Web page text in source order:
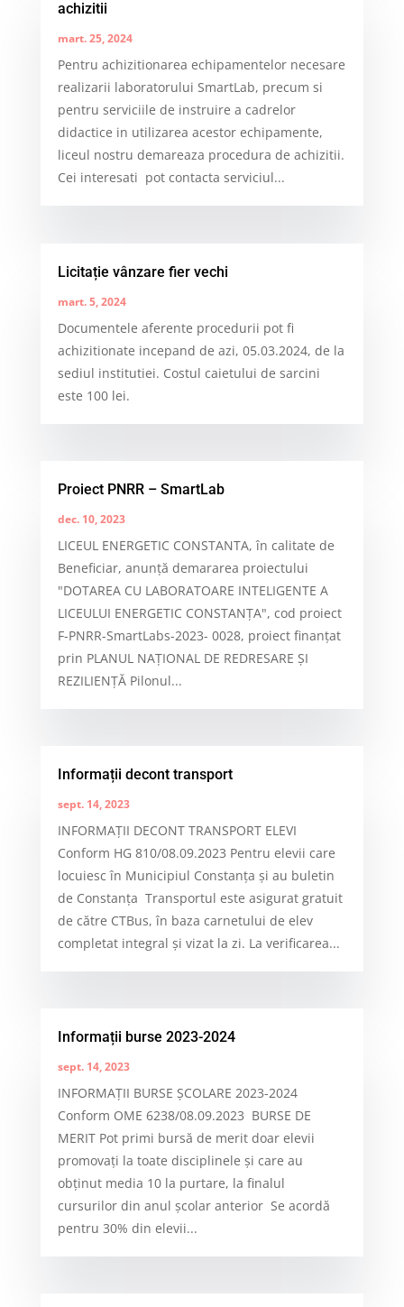
achizitii
mart. 25, 2024
Pentru achizitionarea echipamentelor necesare
realizarii laboratorului SmartLab, precum si
pentru serviciile de instruire a cadrelor
didactice in utilizarea acestor echipamente,
liceul nostru demareaza procedura de achizitii.
Cei interesati pot contacta serviciul...
Licitație vânzare fier vechi
mart. 5, 2024
Documentele aferente procedurii pot fi
achizitionate incepand de azi, 05.03.2024, de la
sediul institutiei. Costul caietului de sarcini
este 100 lei.
Proiect PNRR – SmartLab
dec. 10, 2023
LICEUL ENERGETIC CONSTANTA, în calitate de
Beneficiar, anunță demararea proiectului
"DOTAREA CU LABORATOARE INTELIGENTE A
LICEULUI ENERGETIC CONSTANȚA", cod proiect
F-PNRR-SmartLabs-2023- 0028, proiect finanțat
prin PLANUL NAȚIONAL DE REDRESARE ȘI
REZILIENȚĂ Pilonul...
Informații decont transport
sept. 14, 2023
INFORMAȚII DECONT TRANSPORT ELEVI
Conform HG 810/08.09.2023 Pentru elevii care
locuiesc în Municipiul Constanța și au buletin
de Constanța Transportul este asigurat gratuit
de către CTBus, în baza carnetului de elev
completat integral și vizat la zi. La verificarea...
Informații burse 2023-2024
sept. 14, 2023
INFORMAȚII BURSE ȘCOLARE 2023-2024
Conform OME 6238/08.09.2023 BURSE DE
MERIT Pot primi bursă de merit doar elevii
promovați la toate disciplinele și care au
obținut media 10 la purtare, la finalul
cursurilor din anul școlar anterior Se acordă
pentru 30% din elevii...